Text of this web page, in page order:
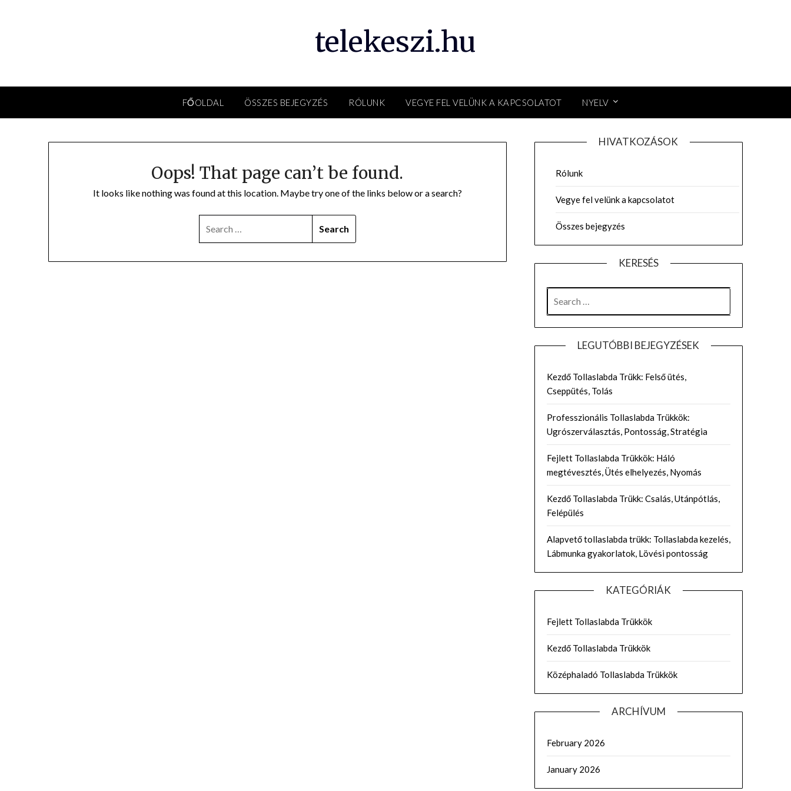
telekeszi.hu
FŐOLDAL ÖSSZES BEJEGYZÉS RÓLUNK VEGYE FEL VELÜNK A KAPCSOLATOT NYELV
Oops! That page can’t be found.
It looks like nothing was found at this location. Maybe try one of the links below or a search?
HIVATKOZÁSOK
Rólunk
Vegye fel velünk a kapcsolatot
Összes bejegyzés
KERESÉS
FOR:
LEGUTÓBBI BEJEGYZÉSEK
Kezdő Tollaslabda Trükk: Felső ütés,
Cseppütés, Tolás
Professzionális Tollaslabda Trükkök:
Ugrószerválasztás, Pontosság, Stratégia
Fejlett Tollaslabda Trükkök: Háló
megtévesztés, Ütés elhelyezés, Nyomás
Kezdő Tollaslabda Trükk: Csalás, Utánpótlás,
Felépülés
Alapvető tollaslabda trükk: Tollaslabda kezelés,
Lábmunka gyakorlatok, Lövési pontosság
KATEGÓRIÁK
Fejlett Tollaslabda Trükkök
Kezdő Tollaslabda Trükkök
Középhaladó Tollaslabda Trükkök
ARCHÍVUM
February 2026
January 2026